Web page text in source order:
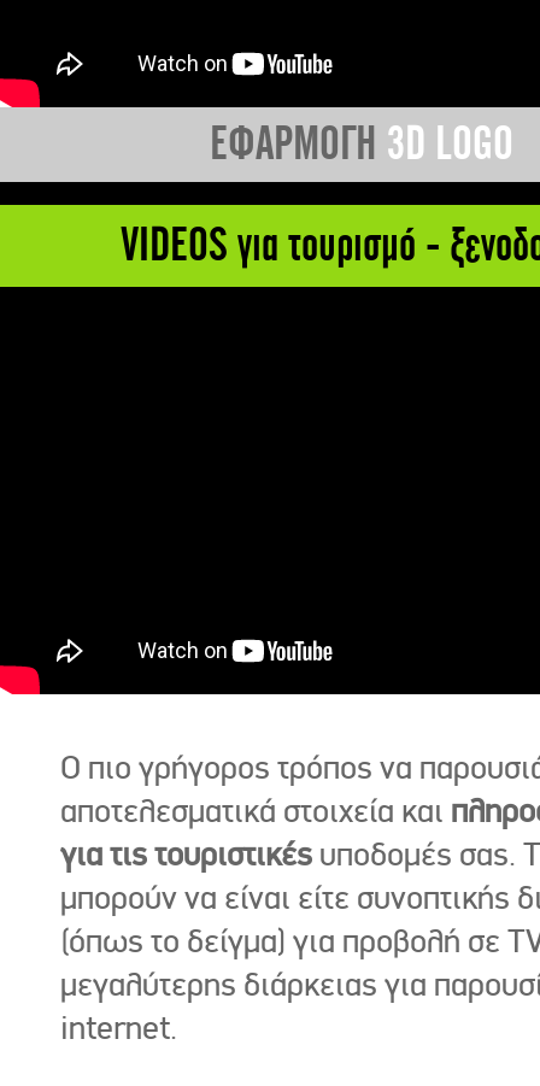
ΕΦΑΡΜΟΓΗ 3D LOGO
VIDEOS για τουρισμό -
Ο πιο γρήγορος τρόπος να
αποτελεσματικά στοιχεία και
για τις τουριστικές υποδομές σας.
μπορούν να είναι είτε συνοπτικής
(όπως το δείγμα) για προβολή σε
μεγαλύτερης διάρκειας για
internet.